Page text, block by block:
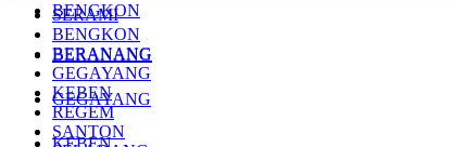
BENGKON
BERANANG
GEGAYANG
KEBEN
SERAMI
BENGKON
BERANANG
GEGAYANG
KEBEN
REGEM
SANTON